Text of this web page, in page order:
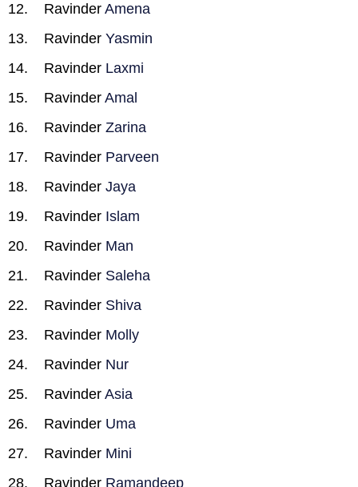
Ravinder Amena
Ravinder Yasmin
Ravinder Laxmi
Ravinder Amal
Ravinder Zarina
Ravinder Parveen
Ravinder Jaya
Ravinder Islam
Ravinder Man
Ravinder Saleha
Ravinder Shiva
Ravinder Molly
Ravinder Nur
Ravinder Asia
Ravinder Uma
Ravinder Mini
Ravinder Ramandeep